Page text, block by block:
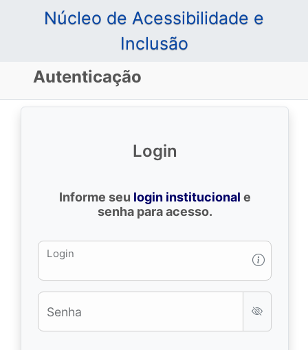
Núcleo de Acessibilidade e
Inclusão
Autenticação
Login
Informe seu login institucional e
senha para acesso.
Login
Senha